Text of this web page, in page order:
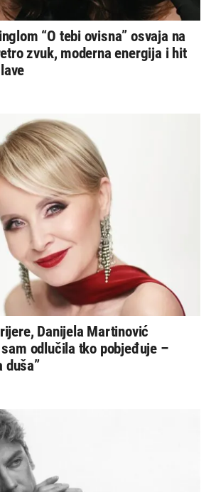
“O tebi ovisna” osvaja na
zvuk, moderna energija i hit
Danijela Martinović
odlučila tko pobjeđuje –
duša”